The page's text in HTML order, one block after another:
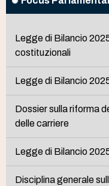
Legge di Bilancio
costituzionali
Legge di Bilancio
Dossier sulla riforma
delle carriere
Legge di Bilancio
Disciplina generale